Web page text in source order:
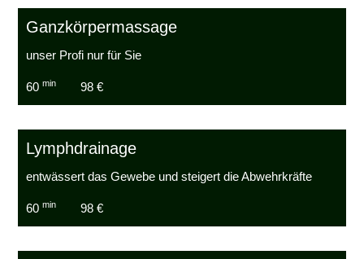
Ganzkörpermassage
unser Profi nur für Sie
60min 98 €
Lymphdrainage
entwässert das Gewebe und steigert die Abwehrkräfte
60min 98 €